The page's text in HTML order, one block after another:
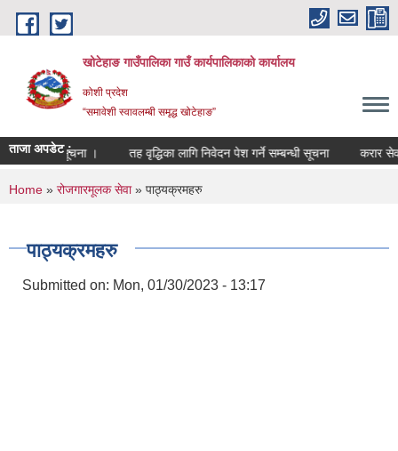
Skip to main content
खोटेहाङ गाउँपालिका गाउँ कार्यपालिकाको कार्यालय
कोशी प्रदेश
“समावेशी स्वावलम्बी समृद्ध खोटेहाङ”
ताजा अपडेट :
सूचना । तह वृद्धिका लागि निवेदन पेश गर्ने सम्बन्धी सूचना करार सेवा
You are here
Home » रोजगारमूलक सेवा» पाठ्यक्रमहरु
पाठ्यक्रमहरु
Submitted on: Mon, 01/30/2023 - 13:17